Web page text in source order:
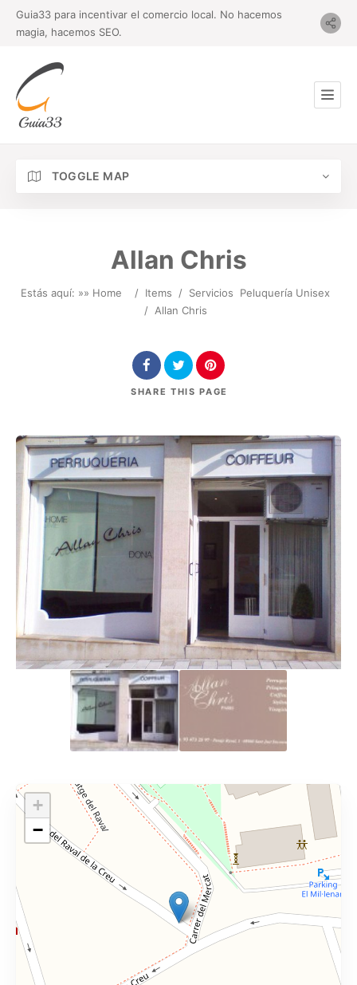
Guia33 para incentivar el comercio local. No hacemos
magia, hacemos SEO.
TOGGLE MAP
Allan Chris
Estás aquí: »» Home / Items / Servicios
Peluquería Unisex
/ Allan Chris
SHARE THIS PAGE
+
−